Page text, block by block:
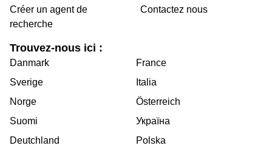
Créer un agent de
recherche
Contactez nous
Trouvez-nous ici :
Danmark
Sverige
Norge
Suomi
Deutchland
France
Italia
Österreich
Україна
Polska